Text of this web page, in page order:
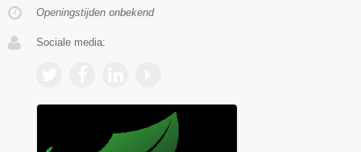
Openingstijden onbekend
Sociale media: